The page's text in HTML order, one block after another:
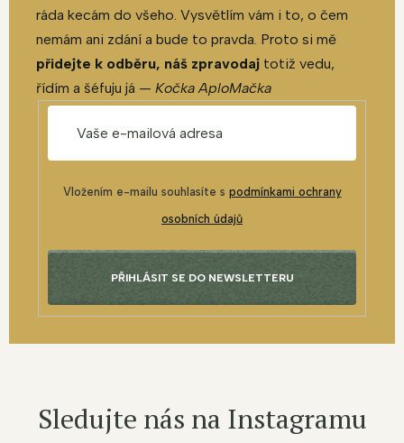
ráda kecám do všeho. Vysvětlím vám i to, o čem
nemám ani zdání a bude to pravda. Proto si mě
přidejte k odběru, náš zpravodaj totiž vedu,
řídím a šéfuju já — Kočka AploMačka
Vložením e-mailu souhlasíte s podmínkami ochrany
osobních údajů
PŘIHLÁSIT SE DO NEWSLETTERU
Sledujte nás na Instagramu